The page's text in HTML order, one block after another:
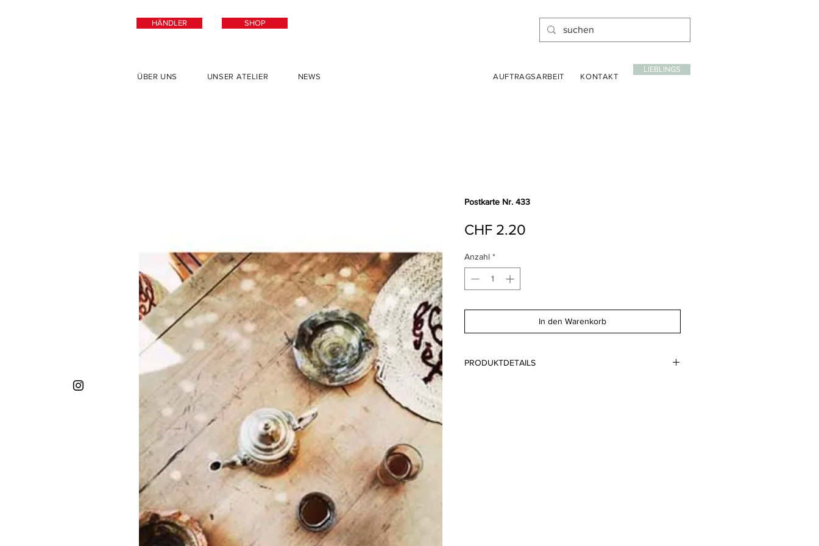
HÄNDLER SHOP
ÜBER UNS UNSER ATELIER NEWS AUFTRAGSARBEIT KONTAKT
LIEBLINGS
Postkarte Nr. 433
CHF 2.20
Anzahl *
In den Warenkorb
PRODUKTDETAILS